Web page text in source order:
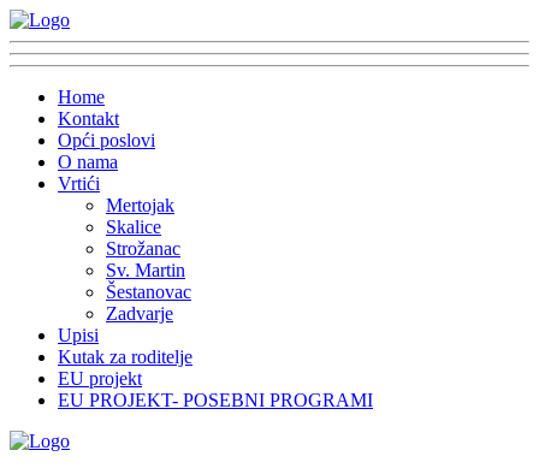
Home
Kontakt
Opći poslovi
O nama
Vrtići
Mertojak
Skalice
Strožanac
Sv. Martin
Šestanovac
Zadvarje
Upisi
Kutak za roditelje
EU projekt
EU PROJEKT- POSEBNI PROGRAMI